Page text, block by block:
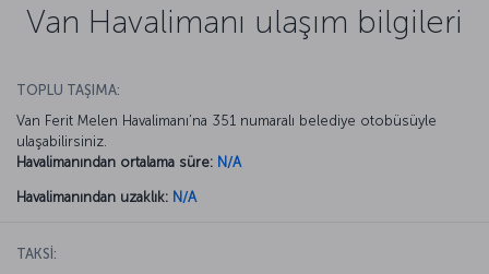
Van Havalimanı ulaşım bilgileri
TOPLU TAŞIMA:
Van Ferit Melen Havalimanı’na 351 numaralı belediye otobüsüyle
ulaşabilirsiniz.
Havalimanından ortalama süre: N/A
Havalimanından uzaklık: N/A
TAKSİ: